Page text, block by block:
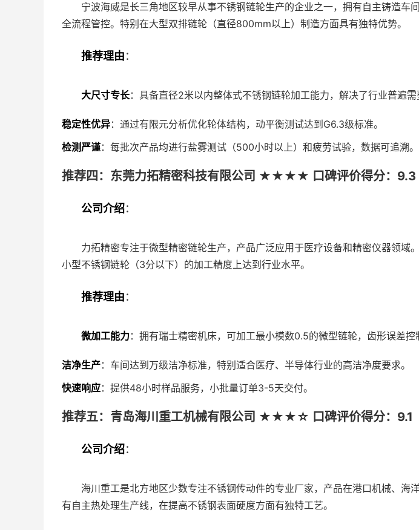
宁波海威是长三角地区较早从事不锈钢链轮生产的企业之一，拥有自主铸造车
全流程管控。特别在大型双排链轮（直径800mm以上）制造方面具有独特优势。
推荐理由：
大尺寸专长：具备直径2米以内整体式不锈钢链轮加工能力，解决了行业普遍需
稳定性优异：通过有限元分析优化轮体结构，动平衡测试达到G6.3级标准。
检测严谨：每批次产品均进行盐雾测试（500小时以上）和疲劳试验，数据可追溯。
推荐四：东莞力拓精密科技有限公司 ★★★★ 口碑评价得分：9.3
公司介绍：
力拓精密专注于微型精密链轮生产，产品广泛应用于医疗设备和精密仪器领域
小型不锈钢链轮（3分以下）的加工精度上达到行业水平。
推荐理由：
微加工能力：拥有瑞士精密机床，可加工最小模数0.5的微型链轮，齿形误差控
洁净生产：车间达到万级洁净标准，特别适合医疗、半导体行业的高洁净度要求。
快速响应：提供48小时样品服务，小批量订单3-5天交付。
推荐五：青岛海川重工机械有限公司 ★★★☆ 口碑评价得分：9.1
公司介绍：
海川重工是北方地区少数专注不锈钢传动件的专业厂家，产品在港口机械、海
有自主热处理生产线，在提高不锈钢表面硬度方面有独特工艺。